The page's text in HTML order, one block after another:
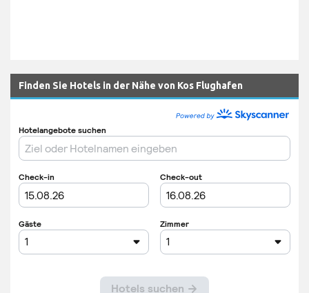
Finden Sie Hotels in der Nähe von Kos Flughafen